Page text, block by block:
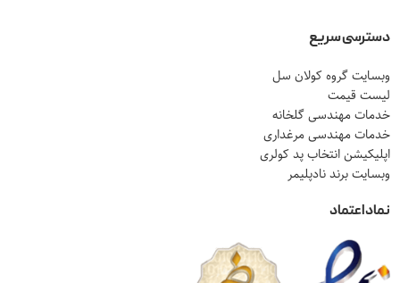
دسترسی سریع
وبسایت گروه کولان سل
لیست قیمت
خدمات مهندسی گلخانه
خدمات مهندسی مرغداری
اپلیکیشن انتخاب پد کولری
وبسایت برند نادپلیمر
نماد اعتماد